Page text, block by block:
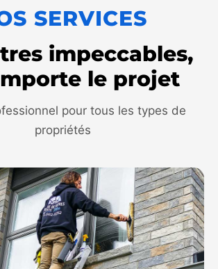
SERVICES
impeccables,
le projet
pour tous les types de
propriétés